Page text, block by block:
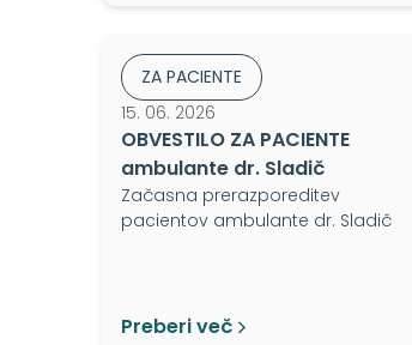
ZA PACIENTE
15. 06. 2026
OBVESTILO ZA PACIENTE
ambulante dr. Sladič
Začasna prerazporeditev
pacientov ambulante dr. Sladič
Preberi več